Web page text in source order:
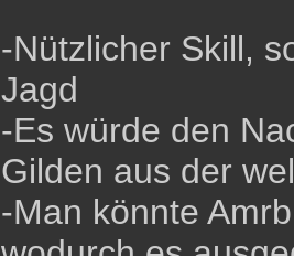
-Nützlicher Skill,
Jagd
-Es würde den
Gilden aus der
-Man könnte